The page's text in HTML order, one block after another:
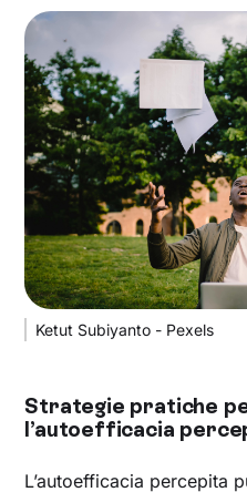
Ketut Subiyanto - Pexels
Strategie pratiche
l’autoefficacia
L’autoefficacia percepita